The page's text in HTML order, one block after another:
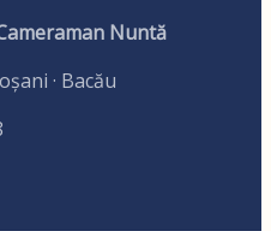
Nuntă
· Bacău